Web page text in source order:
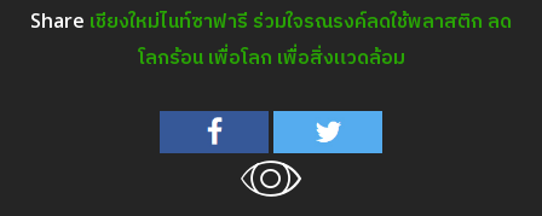
Share เชียงใหม่ไนท์ซาฟารี ร่วมใจรณรงค์ลดใช้พลาสติก ลด
โลกร้อน เพื่อโลก เพื่อสิ่งแวดล้อม